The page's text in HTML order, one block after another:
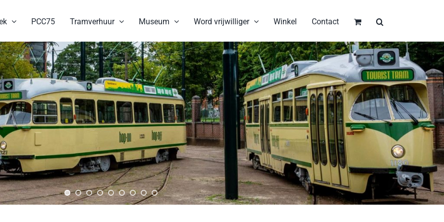
PCC75 Tramverhuur Museum Word vrijwilliger Winkel Contact